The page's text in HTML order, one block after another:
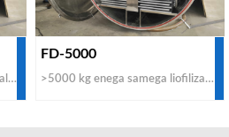
FD-2500 Komercialni zamrzovalni sušilnik je primeren za sušenje z zamrzovanjem vseh živil. Nosilnost sveže surove hrane 2500 kg/serijo. Če želite od kitajskih proizvajalcev in dobaviteljev dobiti komercialni sušilnik z zamrzovanjem za industrijsko uporabo po ugodni ceni, se obrnite na tovarno KEMOLO.
FD-5000
>5000 kg enega samega liofilizatorja, prilagojenega zmrzovalnega sušilnika. Če je dnevna zmogljivost predelave manjša od 30 ton, ne zahtevajte prilagojenega modela, saj je dimenzija prevelika za pošiljanje v zabojnikih. Če potrebujete velik pladenj z zamrzovalnim sušilnikom po dostopni ceni za postopek sušenja z zamrzovanjem hrane in dehidrator najboljših blagovnih znamk, bi bil sušilnik z zmrzovanjem KEMOLO dobra alternativa.